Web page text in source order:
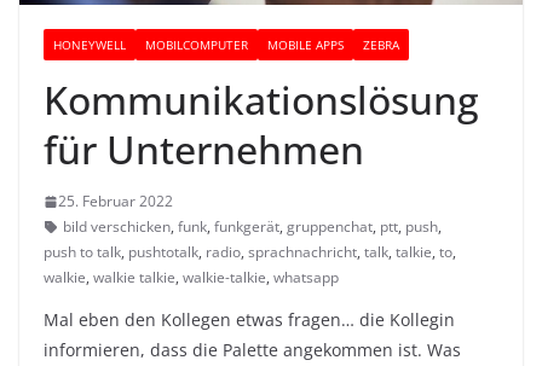
HONEYWELL MOBILCOMPUTER MOBILE APPS ZEBRA
Kommunikationslösung
für Unternehmen
25. Februar 2022
bild verschicken, funk, funkgerät, gruppenchat, ptt, push,
push to talk, pushtotalk, radio, sprachnachricht, talk, talkie, to,
walkie, walkie talkie, walkie-talkie, whatsapp
Mal eben den Kollegen etwas fragen… die Kollegin
informieren, dass die Palette angekommen ist. Was